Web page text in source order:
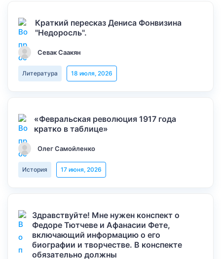
Краткий пересказ Дениса Фонвизина
"Недоросль".
Севак Саакян
Литература 18 июля, 2026
«Февральская революция 1917 года
кратко в таблице»
Олег Самойленко
История 17 июня, 2026
Здравствуйте! Мне нужен конспект о
Федоре Тютчеве и Афанасии Фете,
включающий информацию о его
биографии и творчестве. В конспекте
обязательно должны